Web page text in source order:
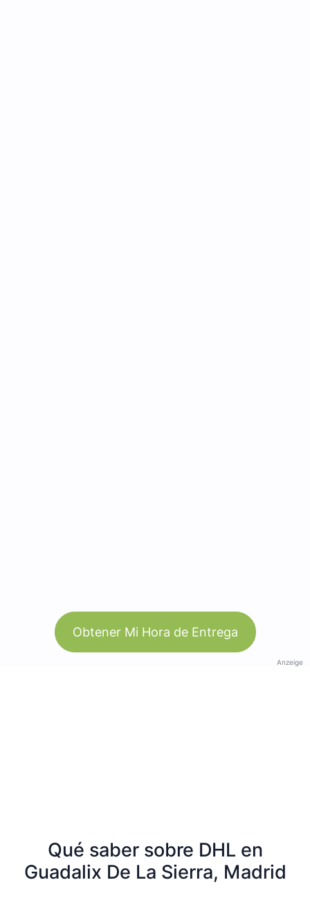
Obtener Mi Hora de Entrega
Anzeige
Qué saber sobre DHL en
Guadalix De La Sierra, Madrid